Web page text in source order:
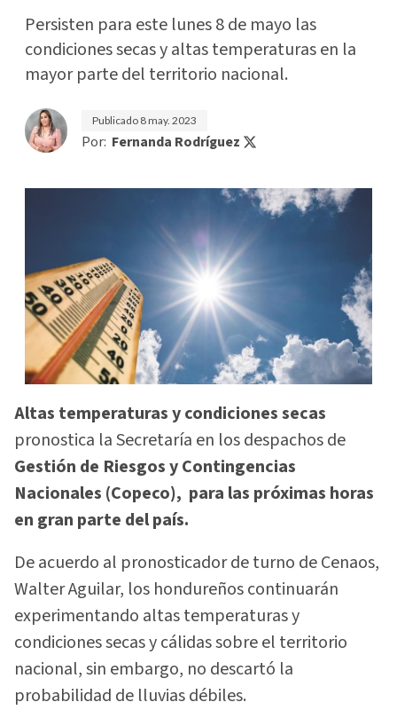
Persisten para este lunes 8 de mayo las
condiciones secas y altas temperaturas en la
mayor parte del territorio nacional.
Publicado 8 may. 2023
Por: Fernanda Rodríguez
Altas temperaturas y condiciones secas
pronostica la Secretaría en los despachos de
Gestión de Riesgos y Contingencias
Nacionales (Copeco), para las próximas horas
en gran parte del país.
De acuerdo al pronosticador de turno de Cenaos,
Walter Aguilar, los hondureños continuarán
experimentando altas temperaturas y
condiciones secas y cálidas sobre el territorio
nacional, sin embargo, no descartó la
probabilidad de lluvias débiles.